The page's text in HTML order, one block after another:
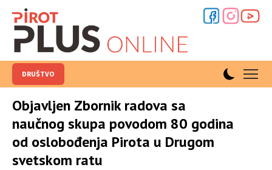
DRUŠTVO
Objavljen Zbornik radova sa
naučnog skupa povodom 80 godina
od oslobođenja Pirota u Drugom
svetskom ratu